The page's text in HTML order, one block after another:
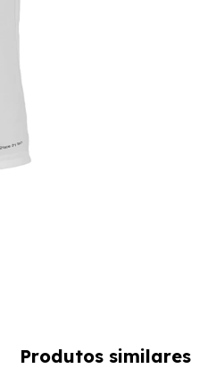
Produtos similares